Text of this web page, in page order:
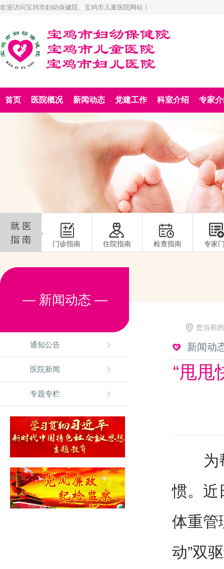
欢迎访问宝鸡市妇幼保健院、宝鸡市儿童医院网站！
首页 医院概况 新闻动态 党建工作 科室介绍 专家
门诊指南 住院指南 检查指南 专家
— 新闻动态 —
通知公告
医院新闻
专题专栏
您当前
新闻动
“甩甩
为帮
惯。近
体重管
动”双